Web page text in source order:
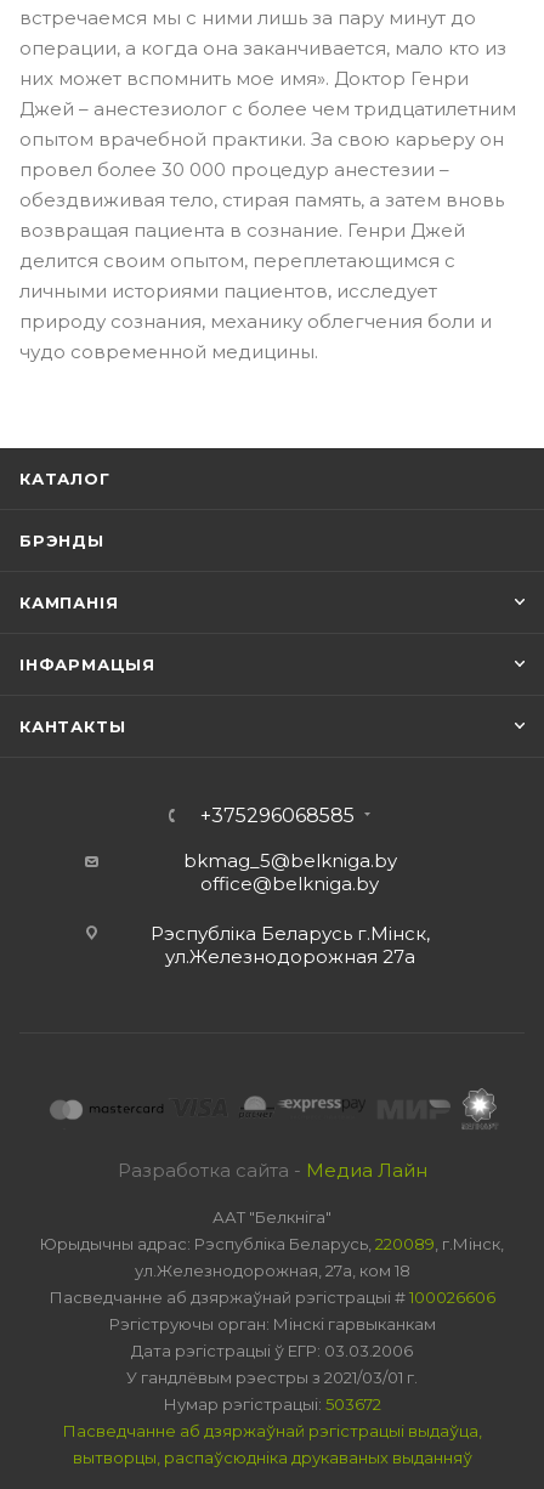
встречаемся мы с ними лишь за пару минут до
операции, а когда она заканчивается, мало кто из
них может вспомнить мое имя». Доктор Генри
Джей – анестезиолог с более чем тридцатилетним
опытом врачебной практики. За свою карьеру он
провел более 30 000 процедур анестезии –
обездвиживая тело, стирая память, а затем вновь
возвращая пациента в сознание. Генри Джей
делится своим опытом, переплетающимся с
личными историями пациентов, исследует
природу сознания, механику облегчения боли и
чудо современной медицины.
КАТАЛОГ
БРЭНДЫ
КАМПАНІЯ
ІНФАРМАЦЫЯ
КАНТАКТЫ
+375296068585
bkmag_5@belkniga.by
office@belkniga.by
Рэспубліка Беларусь г.Мінск,
ул.Железнодорожная 27а
Разработка сайта - Медиа Лайн
ААТ "Белкніга"
Юрыдычны адрас: Рэспубліка Беларусь, 220089 , г.Мінск,
ул.Железнодорожная, 27а, ком 18
Пасведчанне аб дзяржаўнай рэгістрацыі #100026606
Рэгіструючы орган: Мінскі гарвыканкам
Дата рэгістрацыі ў ЕГР: 03.03.2006
У гандлёвым рэестры з 2021/03/01 г.
Нумар рэгістрацыі: 503672
Пасведчанне аб дзяржаўнай рэгістрацыі выдаўца,
вытворцы, распаўсюдніка друкаваных выданняў